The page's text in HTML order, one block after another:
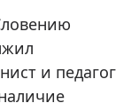
и педагог